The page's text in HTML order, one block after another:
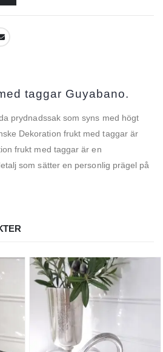
taggar Guyabano.
prydnadssak som syns med högt
Dekoration frukt med taggar är
frukt med taggar är en
som sätter en personlig prägel på